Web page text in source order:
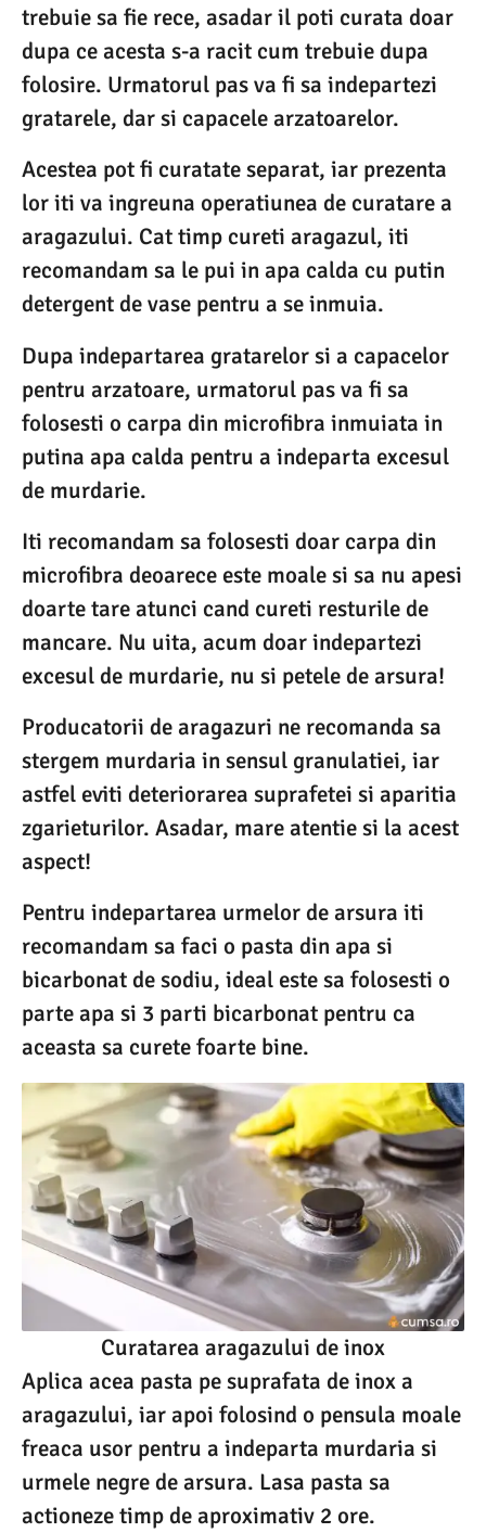
trebuie sa fie rece, asadar il poti curata doar
dupa ce acesta s-a racit cum trebuie dupa
folosire. Urmatorul pas va fi sa indepartezi
gratarele, dar si capacele arzatoarelor.
Acestea pot fi curatate separat, iar prezenta
lor iti va ingreuna operatiunea de curatare a
aragazului. Cat timp cureti aragazul, iti
recomandam sa le pui in apa calda cu putin
detergent de vase pentru a se inmuia.
Dupa indepartarea gratarelor si a capacelor
pentru arzatoare, urmatorul pas va fi sa
folosesti o carpa din microfibra inmuiata in
putina apa calda pentru a indeparta excesul
de murdarie.
Iti recomandam sa folosesti doar carpa din
microfibra deoarece este moale si sa nu apesi
doarte tare atunci cand cureti resturile de
mancare. Nu uita, acum doar indepartezi
excesul de murdarie, nu si petele de arsura!
Producatorii de aragazuri ne recomanda sa
stergem murdaria in sensul granulatiei, iar
astfel eviti deteriorarea suprafetei si aparitia
zgarieturilor. Asadar, mare atentie si la acest
aspect!
Pentru indepartarea urmelor de arsura iti
recomandam sa faci o pasta din apa si
bicarbonat de sodiu, ideal este sa folosesti o
parte apa si 3 parti bicarbonat pentru ca
aceasta sa curete foarte bine.
Curatarea aragazului de inox
Aplica acea pasta pe suprafata de inox a
aragazului, iar apoi folosind o pensula moale
freaca usor pentru a indeparta murdaria si
urmele negre de arsura. Lasa pasta sa
actioneze timp de aproximativ 2 ore.